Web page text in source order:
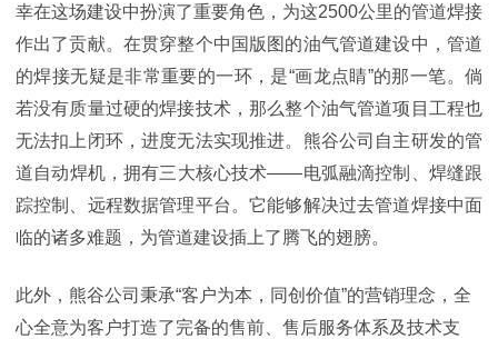
幸在这场建设中扮演了重要角色，为这2500公里的管道焊接
作出了贡献。在贯穿整个中国版图的油气管道建设中，管道
的焊接无疑是非常重要的一环，是“画龙点睛”的那一笔。倘
若没有质量过硬的焊接技术，那么整个油气管道项目工程也
无法扣上闭环，进度无法实现推进。熊谷公司自主研发的管
道自动焊机，拥有三大核心技术——电弧融滴控制、焊缝跟
踪控制、远程数据管理平台。它能够解决过去管道焊接中面
临的诸多难题，为管道建设插上了腾飞的翅膀。
此外，熊谷公司秉承“客户为本，同创价值”的营销理念，全
心全意为客户打造了完备的售前、售后服务体系及技术支